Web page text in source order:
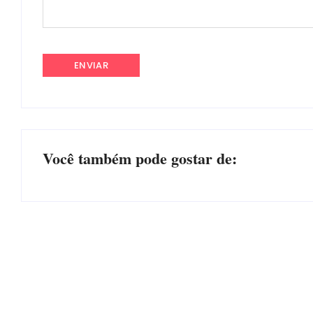
Você também pode gostar de: